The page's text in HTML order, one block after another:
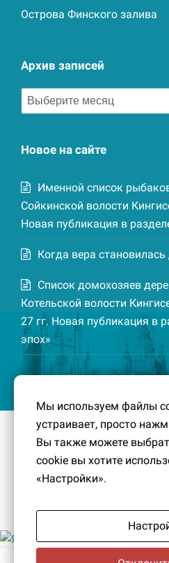
Острова Финского залива
Архив записей
Архив
записей
Новое на сайте
Именной список
Сойкинской волости
Новая публикация в
Когда вера становилась
Список домохозяев
Котельской волости
27 гг. Новая публикация в
эпох»
© 2016-2026 Южный берег
малой Родины, без которого
историко-культурный
Ленинградской
Мы используем файлы
устраивает, просто
Вы также можете
cookie вы хотите
«Настройки».